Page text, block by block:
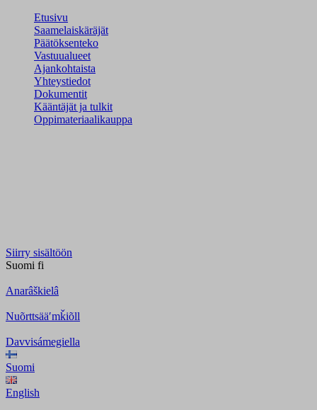
Etusivu
Saamelaiskäräjät
Päätöksenteko
Vastuualueet
Ajankohtaista
Yhteystiedot
Dokumentit
Kääntäjät ja tulkit
Oppimateriaalikauppa
Siirry sisältöön
Suomi fi
Anarâškielâ
Nuõrttsääʹmǩiõll
Davvisámegiella
Suomi
English